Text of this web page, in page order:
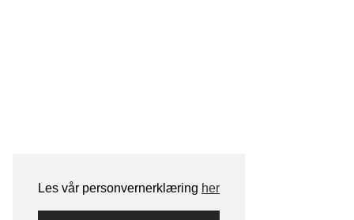
Les vår personvernerklæring her